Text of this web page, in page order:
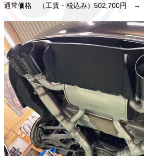
通常価格 （工賃・税込み）502,700円 →